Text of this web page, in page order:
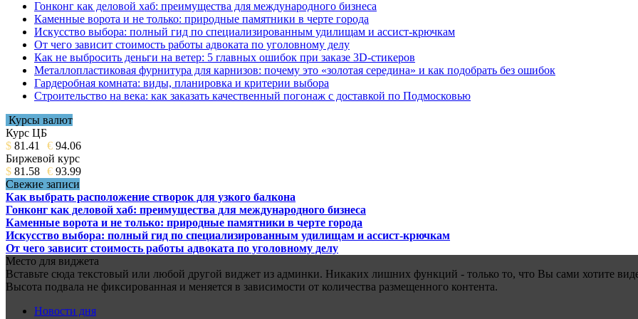
Гонконг как деловой хаб: преимущества для международного бизнеса
Каменные ворота и не только: природные памятники в черте города
Искусство выбора: полный гид по специализированным удилищам и ассист-крючкам
От чего зависит стоимость работы адвоката по уголовному делу
Как не выбросить деньги на ветер: 5 главных ошибок при заказе 3D-стикеров
Металлопластиковая фурнитура для карнизов: почему это «золотая середина» и как подобрать без ошибок
Гардеробная комната: виды, планировка и критерии выбора
Строительство на века: как заказать качественный погонаж с доставкой по Подмосковью
Курсы валют
Курс ЦБ
$ 81.41 € 94.06
Биржевой курс
$ 81.58 € 93.99
Свежие записи
Как выбрать расположение створок для узкого балкона
Гонконг как деловой хаб: преимущества для международного бизнеса
Каменные ворота и не только: природные памятники в черте города
Искусство выбора: полный гид по специализированным удилищам и ассист-крючкам
От чего зависит стоимость работы адвоката по уголовному делу
Место для виджета
Вставьте сюда текстовый или любой другой виджет из админки. Никаких лишних функций - только то, что Вы сами хотите
Высота подвала не фиксированная и меняется в зависимости от количества размещенного контента.
Новости дня